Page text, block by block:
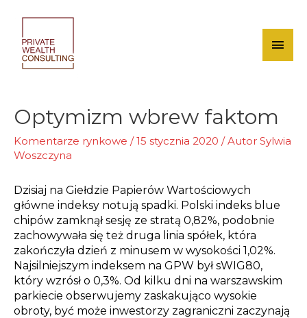
content
Main
Optymizm wbrew faktom
Komentarze rynkowe /15 stycznia 2020 / Autor Sylwia
Woszczyna
Dzisiaj na Giełdzie Papierów Wartościowych
główne indeksy notują spadki. Polski indeks blue
chipów zamknął sesję ze stratą 0,82%, podobnie
zachowywała się też druga linia spółek, która
zakończyła dzień z minusem w wysokości 1,02%.
Najsilniejszym indeksem na GPW był sWIG80,
który wzrósł o 0,3%. Od kilku dni na warszawskim
parkiecie obserwujemy zaskakująco wysokie
obroty, być może inwestorzy zagraniczni zaczynają